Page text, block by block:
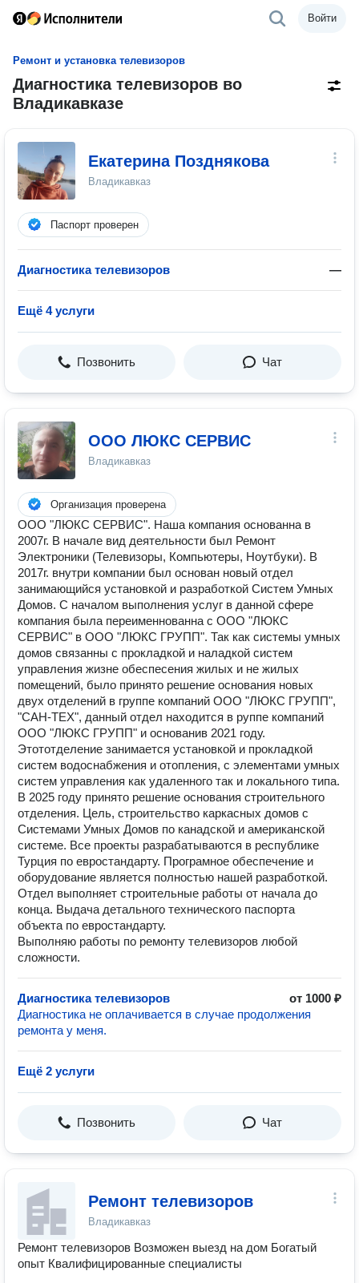
Войти
Ремонт и установка телевизоров
Диагностика телевизоров во
Владикавказе
Екатерина Позднякова
Владикавказ
Паспорт проверен
Диагностика телевизоров —
Ещё 4 услуги
Позвонить Чат
ООО ЛЮКС СЕРВИС
Владикавказ
Организация проверена
ООО "ЛЮКС СЕРВИС". Наша компания основанна в
2007г. В начале вид деятельности был Ремонт
Электроники (Телевизоры, Компьютеры, Ноутбуки). В
2017г. внутри компании был основан новый отдел
занимающийся установкой и разработкой Систем Умных
Домов. С началом выполнения услуг в данной сфере
компания была переименнованна с ООО "ЛЮКС
СЕРВИС" в ООО "ЛЮКС ГРУПП". Так как системы умных
домов связанны с прокладкой и наладкой систем
управления жизне обеспесения жилых и не жилых
помещений, было принято решение основания новых
двух отделений в группе компаний ООО "ЛЮКС ГРУПП",
"САН-ТЕХ", данный отдел находится в руппе компаний
ООО "ЛЮКС ГРУПП" и основанив 2021 году.
Этототделение занимается установкой и прокладкой
систем водоснабжения и отопления, с элементами умных
систем управления как удаленного так и локального типа.
В 2025 году принято решение основания строительного
отделения. Цель, строительство каркасных домов с
Системами Умных Домов по канадской и американской
системе. Все проекты разрабатываются в республике
Турция по евростандарту. Програмное обеспечение и
оборудование является полностью нашей разработкой.
Отдел выполняет строительные работы от начала до
конца. Выдача детального технического паспорта
объекта по евростандарту.
Выполняю работы по ремонту телевизоров любой
сложности.
Диагностика телевизоров
от 1000 ₽
Диагностика не оплачивается в случае продолжения
ремонта у меня.
Ещё 2 услуги
Позвонить Чат
Ремонт телевизоров
Владикавказ
Ремонт телевизоров Возможен выезд на дом Богатый
опыт Квалифицированные специалисты